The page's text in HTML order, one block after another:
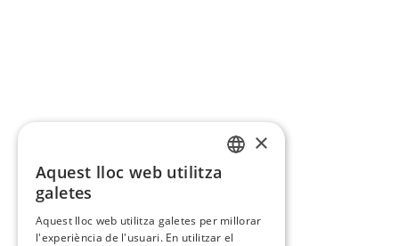
×
Aquest lloc web utilitza
galetes
Aquest lloc web utilitza galetes per millorar
l'experiència de l'usuari. En utilitzar el